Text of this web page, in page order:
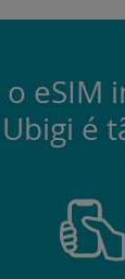
eSIM
é